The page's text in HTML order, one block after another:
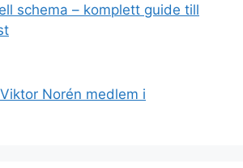
schema – komplett guide till
Norén medlem i